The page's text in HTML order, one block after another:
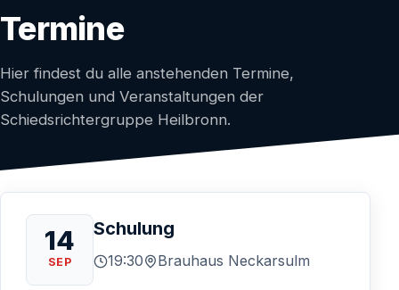
Termine
Hier findest du alle anstehenden Termine,
Schulungen und Veranstaltungen der
Schiedsrichtergruppe Heilbronn.
14
SEP
Schulung
19:30 Brauhaus Neckarsulm